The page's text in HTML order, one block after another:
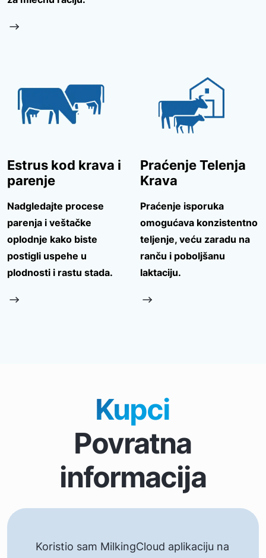
Estrus kod krava i
parenje
Nadgledajte procese
parenja i veštačke
oplodnje kako biste
postigli uspehe u
plodnosti i rastu stada.
Praćenje Telenja
Krava
Praćenje isporuka
omogućava konzistentno
teljenje, veću zaradu na
ranču i poboljšanu
laktaciju.
Kupci
Povratna
informacija
Koristio sam MilkingCloud aplikaciju na